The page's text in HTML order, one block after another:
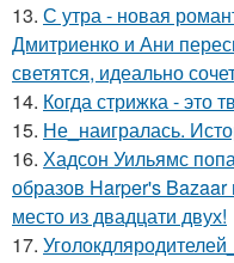
13. С утра - новая
Дмитриенко и Ани
светятся, идеально
14. Когда стрижка - это
15. Не_наигралась.
16. Хадсон Уильямс
образов Harper's
место из двадцати двух!
17.